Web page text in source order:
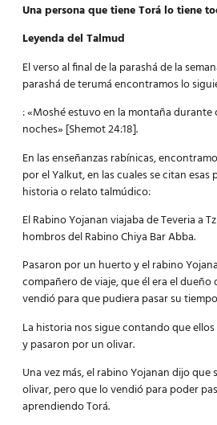
Una persona que tiene Torá lo tiene
Leyenda del Talmud
El verso al final de la parashá de la
parashá de terumá encontramos lo
: «Moshé estuvo en la montaña
noches» [Shemot 24:18].
En las enseñanzas rabínicas,
por el Yalkut, en las cuales se citan
historia o relato talmúdico:
El Rabino Yojanan viajaba de Teveria a
hombros del Rabino Chiya Bar Abba.
Pasaron por un huerto y el rabino
compañero de viaje, que él era el
vendió para que pudiera pasar su
La historia nos sigue contando que
y pasaron por un olivar.
Una vez más, el rabino Yojanan dijo que
olivar, pero que lo vendió para poder
aprendiendo Torá.